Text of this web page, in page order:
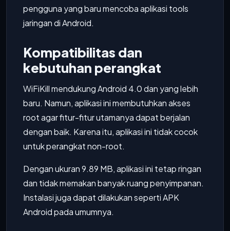
pengguna yang baru mencoba aplikasi tools
jaringan di Android.
Kompatibilitas dan
kebutuhan perangkat
WiFiKill mendukung Android 4.0 dan yang lebih
baru. Namun, aplikasi ini membutuhkan akses
root agar fitur-fitur utamanya dapat berjalan
dengan baik. Karena itu, aplikasi ini tidak cocok
untuk perangkat non-root.
Dengan ukuran 9.89 MB, aplikasi ini tetap ringan
dan tidak memakan banyak ruang penyimpanan.
Instalasi juga dapat dilakukan seperti APK
Android pada umumnya.